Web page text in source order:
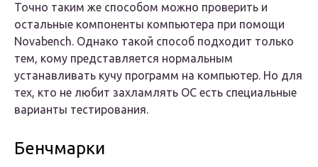
Точно таким же способом можно проверить и
остальные компоненты компьютера при помощи
Novabench. Однако такой способ подходит только
тем, кому представляется нормальным
устанавливать кучу программ на компьютер. Но для
тех, кто не любит захламлять ОС есть специальные
варианты тестирования.
Бенчмарки